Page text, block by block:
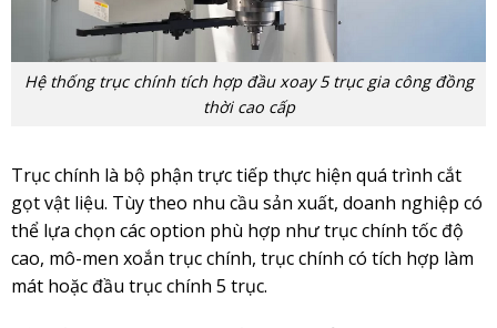
Hệ thống trục chính tích hợp đầu xoay 5 trục gia công đồng
thời cao cấp
Trục chính là bộ phận trực tiếp thực hiện quá trình cắt
gọt vật liệu. Tùy theo nhu cầu sản xuất, doanh nghiệp có
thể lựa chọn các option phù hợp như trục chính tốc độ
cao, mô-men xoắn trục chính, trục chính có tích hợp làm
mát hoặc đầu trục chính 5 trục.